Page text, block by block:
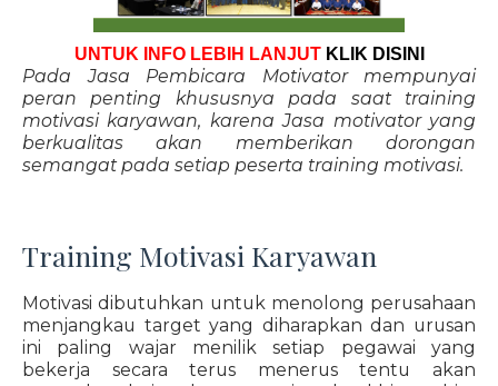
UNTUK INFO LEBIH LANJUT KLIK DISINI
Pada Jasa Pembicara Motivator mempunyai
peran penting khususnya pada saat training
motivasi karyawan, karena Jasa motivator yang
berkualitas akan memberikan dorongan
semangat pada setiap peserta training motivasi.
Training Motivasi Karyawan
Motivasi dibutuhkan untuk menolong perusahaan
menjangkau target yang diharapkan dan urusan
ini paling wajar menilik setiap pegawai yang
bekerja secara terus menerus tentu akan